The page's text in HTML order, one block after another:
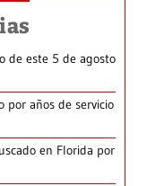
de este 5 de agosto
por años de servicio
en Florida por